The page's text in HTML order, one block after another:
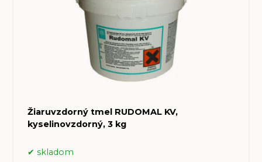
Žiaruvzdorný tmel RUDOMAL KV,
kyselinovzdorný, 3 kg
skladom